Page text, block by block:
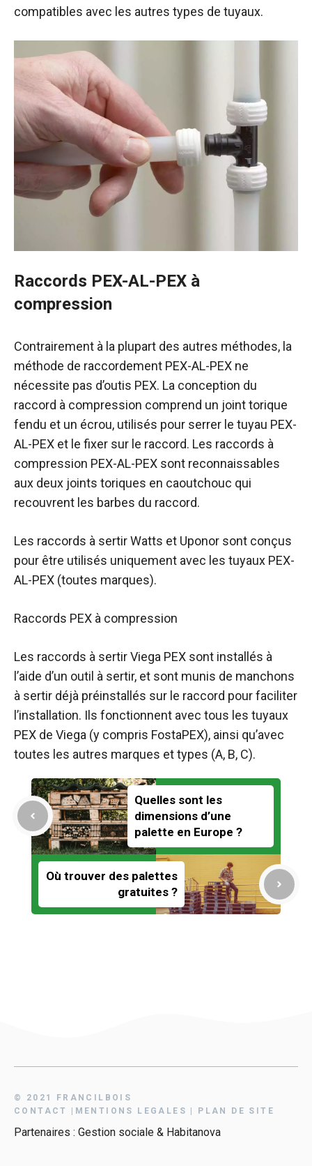
compatibles avec les autres types de tuyaux.
Raccords PEX-AL-PEX à
compression
Contrairement à la plupart des autres méthodes, la
méthode de raccordement PEX-AL-PEX ne
nécessite pas d’outis PEX. La conception du
raccord à compression comprend un joint torique
fendu et un écrou, utilisés pour serrer le tuyau PEX-
AL-PEX et le fixer sur le raccord. Les raccords à
compression PEX-AL-PEX sont reconnaissables
aux deux joints toriques en caoutchouc qui
recouvrent les barbes du raccord.
Les raccords à sertir Watts et Uponor sont conçus
pour être utilisés uniquement avec les tuyaux PEX-
AL-PEX (toutes marques).
Raccords PEX à compression
Les raccords à sertir Viega PEX sont installés à
l’aide d’un outil à sertir, et sont munis de manchons
à sertir déjà préinstallés sur le raccord pour faciliter
l’installation. Ils fonctionnent avec tous les tuyaux
PEX de Viega (y compris FostaPEX), ainsi qu’avec
toutes les autres marques et types (A, B, C).
Quelles sont les
dimensions d’une
palette en Europe ?
Où trouver des palettes
gratuites ?
© 2021 FRANCILBOIS
CONTACT | MENTIONS LEGALES | PLAN DE SITE
Partenaires : Gestion sociale & Habitanova